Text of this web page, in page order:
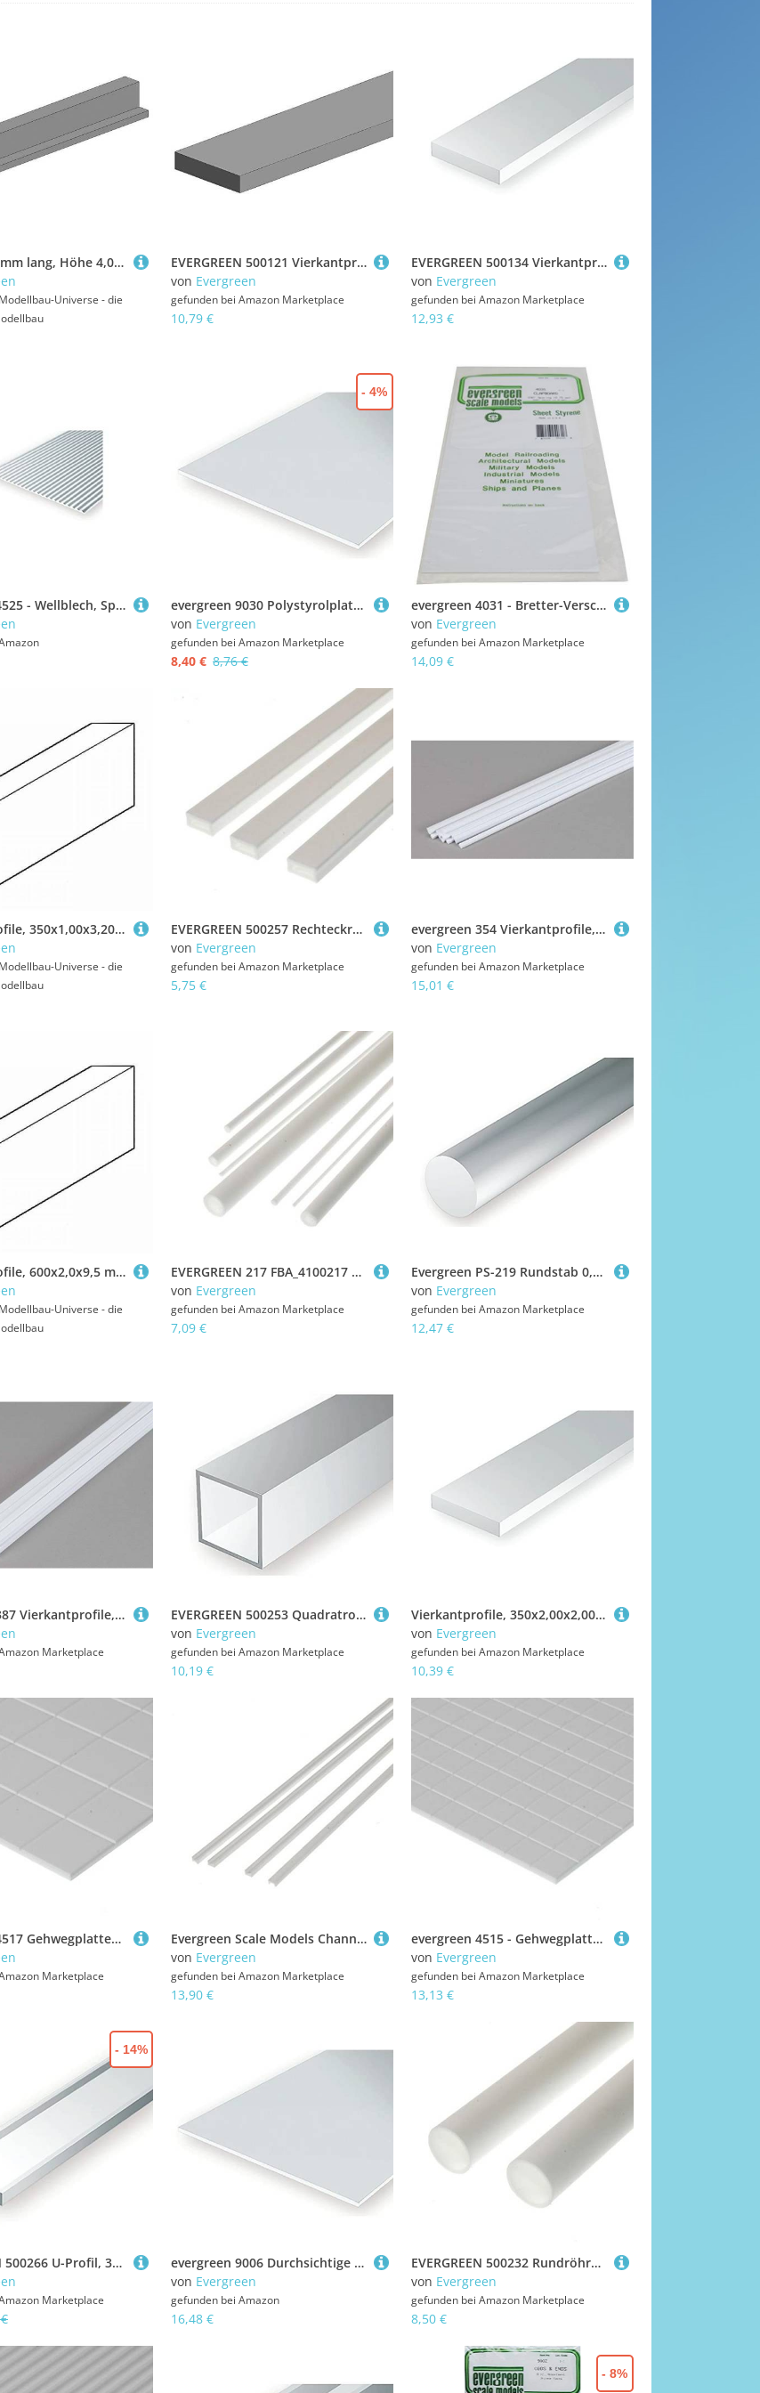
Z-Profil, 35 mm lang, Höhe 4,0mm, Dicke 0,60 mm , 3 Stück
Modellbau-Universe - die
EVERGREEN 500121 Vierkantprofile, 350x0,50x0,75mm, 10 Stück, Mehrfarbig
von Evergreen
gefunden bei Amazon Marketplace
10,79 €
EVERGREEN 500134 Vierkantprofile, 350x0,75x2,00mm, 10 Stück, Mehrfarbig
von Evergreen
gefunden bei Amazon Marketplace
12,93 €
evergreen 4525 - Wellblech, Spiel, 1 x 150 x 300 mm, Raster 0.75 mm, 1 Stück
evergreen 9030 Polystyrolplatte, 150x300x0,75 mm, 2 Stück, Weiss/opulenter Garten, Small
von Evergreen
gefunden bei Amazon Marketplace
8,40 € 8,76 €
- 4%
evergreen 4031 - Bretter-Verschalung, 1 x 150 x 300 mm, Raster 0.75 mm, 1 Stück
von Evergreen
gefunden bei Amazon Marketplace
14,09 €
Vierkantprofile, 350x1,00x3,20mm, 10 Stück
Modellbau-Universe - die
EVERGREEN 500257 Rechteckrohr, 350x3,2x6,3 mm,3Stück, Mehrfarbig
von Evergreen
gefunden bei Amazon Marketplace
5,75 €
evergreen 354 Vierkantprofile, 600 x 1,5 x 2,0 mm, 15 Stück
von Evergreen
gefunden bei Amazon Marketplace
15,01 €
Vierkantprofile, 600x2,0x9,5 mm, 8 Stück
Modellbau-Universe - die
EVERGREEN 217 FBA_4100217 Modellbausatz, Zubehör, Mehrfarbig
von Evergreen
gefunden bei Amazon Marketplace
7,09 €
Evergreen PS-219 Rundstab 0,64 mm
von Evergreen
gefunden bei Amazon Marketplace
12,47 €
evergreen 387 Vierkantprofile, 600x3,2x4,0 mm, 9 Stück, Weiß, Small
Marketplace
EVERGREEN 500253 Quadratrohr, 35 cm lang, 4,8 mm Kantenl-3/16. 3 Stück, Mehrfarbig
von Evergreen
gefunden bei Amazon Marketplace
10,19 €
Vierkantprofile, 350x2,00x2,00mm, 9 Stück
von Evergreen
gefunden bei Amazon Marketplace
10,39 €
evergreen 4517 Gehwegplatten, 1 x 150 x 300 mmRaster 9,5 x 9,5 mm, 1 Stück
Marketplace
Evergreen Scale Models Channel 0,60 Zoll 4 EVG261 Kunststoffbauzubehör
von Evergreen
gefunden bei Amazon Marketplace
13,90 €
evergreen 4515 - Gehwegplatten, Spiel, 1 x 150 x 300 mm, Raster 4.7 x 4.7 mm, 1 Stück
von Evergreen
gefunden bei Amazon Marketplace
13,13 €
EVERGREEN 500266 U-Profil, 350x4,8x1,6 mm-3/16, 3 Stück, Mehrfarbig
Marketplace
- 14%
evergreen 9006 Durchsichtige Polystyrolplatte, 150 x 300 x 0,25 mm, 2 Stück
von Evergreen
gefunden bei Amazon
16,48 €
EVERGREEN 500232 Rundröhre, 35 cm lang, Durchm.9,5 mm-3/8, 2 Stück, Mehrfarbig
von Evergreen
gefunden bei Amazon Marketplace
8,50 €
- 8%